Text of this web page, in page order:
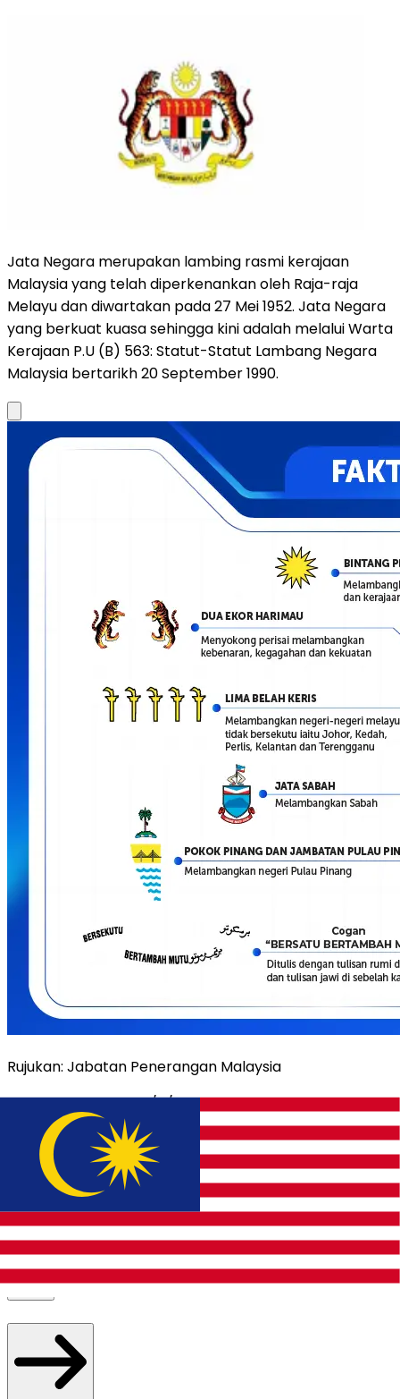
Jata Negara merupakan lambing rasmi kerajaan
Malaysia yang telah diperkenankan oleh Raja-raja
Melayu dan diwartakan pada 27 Mei 1952. Jata Negara
yang berkuat kuasa sehingga kini adalah melalui Warta
Kerajaan P.U (B) 563: Statut-Statut Lambang Negara
Malaysia bertarikh 20 September 1990.
Rujukan: Jabatan Penerangan Malaysia
Tarikh dikemaskini:3/7/2026
Komen topik ini
Carian pantas
perkhidmatan &maklumat kerajaan